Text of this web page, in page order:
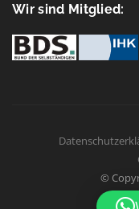
Wir sind Mitglied:
©